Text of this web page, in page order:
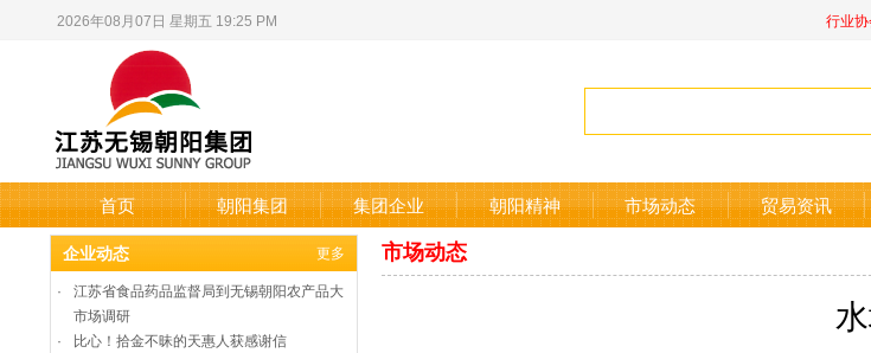
2026年08月07日 星期五 19:25 PM 行业
首页 朝阳集团 集团企业 朝阳精神 市场动态 贸易资讯
企业动态
更多
·
江苏省食品药品监督局到无锡朝阳农产品大
市场调研
·
比心！拾金不昧的天惠人获感谢信
市场动态